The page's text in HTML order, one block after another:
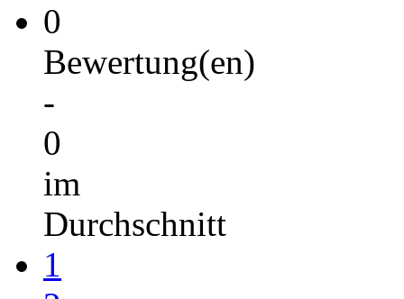
0
Bewertung(en)
-
0
im
Durchschnitt
1